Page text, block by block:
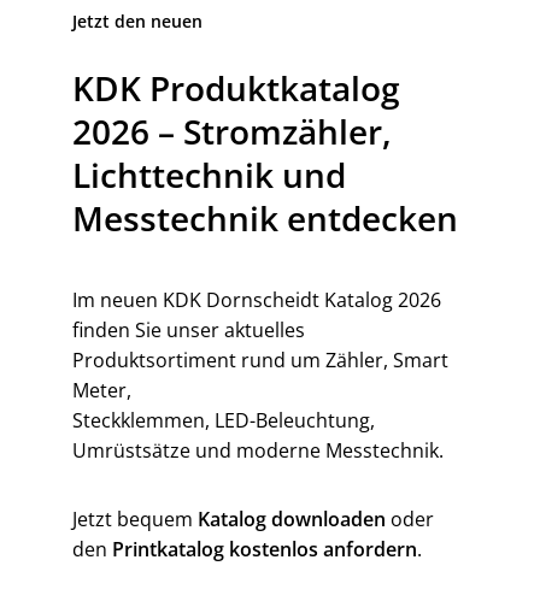
Jetzt den neuen
KDK Produktkatalog
2026 – Stromzähler,
Lichttechnik und
Messtechnik entdecken
Im neuen KDK Dornscheidt Katalog 2026
finden Sie unser aktuelles
Produktsortiment rund um Zähler, Smart
Meter,
Steckklemmen, LED-Beleuchtung,
Umrüstsätze und moderne Messtechnik.
Jetzt bequem Katalog downloaden oder
den Printkatalog kostenlos anfordern.